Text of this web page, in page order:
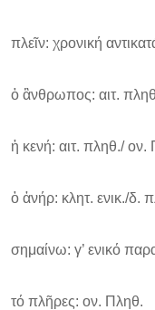
πλεῖν: χρονική
ὁ ἂνθρωπος: αιτ.
ἠ κενή: αιτ. πληθ./ ον.
ὁ ἀνήρ: κλητ. ενικ./δ.
σημαίνω: γ’ ενικό
τό πλῆρες: ον. Πληθ.